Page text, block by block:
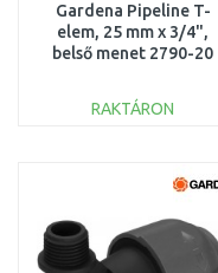
Gardena Pipeline T-
elem, 25 mm x 3/4",
belső menet 2790-20
RAKTÁRON
Összehasonlítás